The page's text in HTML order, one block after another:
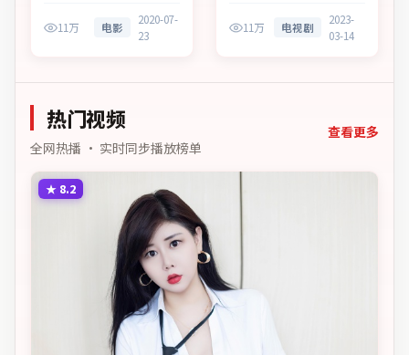
的喜剧作品。在高度疏离的
都市丛林里，叙事围绕人物
顾观赏性与现实意义。
11万 电影
2020-07-
23
品的冒险作品。在高度疏离
的都市丛林里，叙事围绕人
11万 电视剧
2023-
03-14
热门视频
全网热播 · 实时同步播放榜单
查看更多
★ 8.2